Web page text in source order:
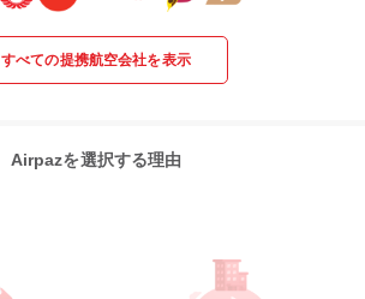
すべての提携航空会社を表示
Airpazを選択する理由